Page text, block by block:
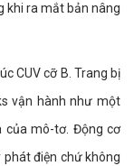
khi ra mắt bản nâng
CUV cỡ B. Trang bị
vận hành như một
của mô-tơ. Động cơ
điện chứ không